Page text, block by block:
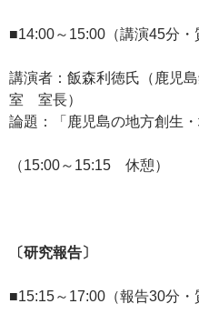
■14:00～15:00（講演45分・
講演者：飯森利徳氏（鹿
室 室長）
論題：「鹿児島の地方創生
（15:00～15:15 休憩）
〔研究報告〕
■15:15～17:00（報告30分・